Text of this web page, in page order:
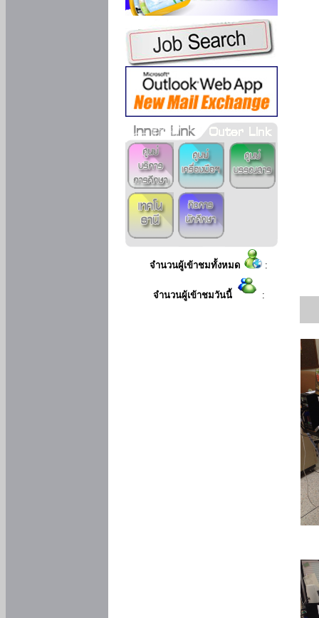
จำนวนผู้เข้าชมทั้งหมด :
จำนวนผู้เข้าชมวันนี้ :